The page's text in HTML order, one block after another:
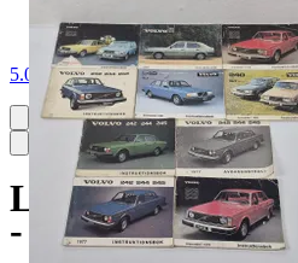
5.0
Lagerhylla -
-